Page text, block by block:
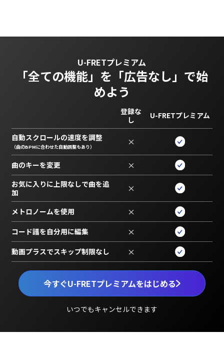
U-FRETプレミアム
「全ての機能」を 「広告なし」で始
めよう
今すぐU-FRETプレミアムをはじめる
いつでもキャンセルできます
登録な
し
U-FRETプレミアム
自動スクロールの速度を調整
（曲のBPMに合わせた自動調整もあり） ×
曲のキーを変更 ×
お気に入りに上限なしで曲を追
加
×
メトロノームを使用 ×
コード譜を自分用に編集 ×
動画プラスでスキップ制限なし ×